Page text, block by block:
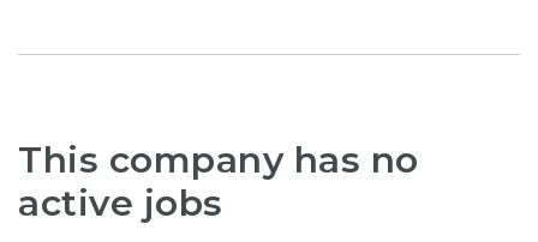
This company has no
active jobs